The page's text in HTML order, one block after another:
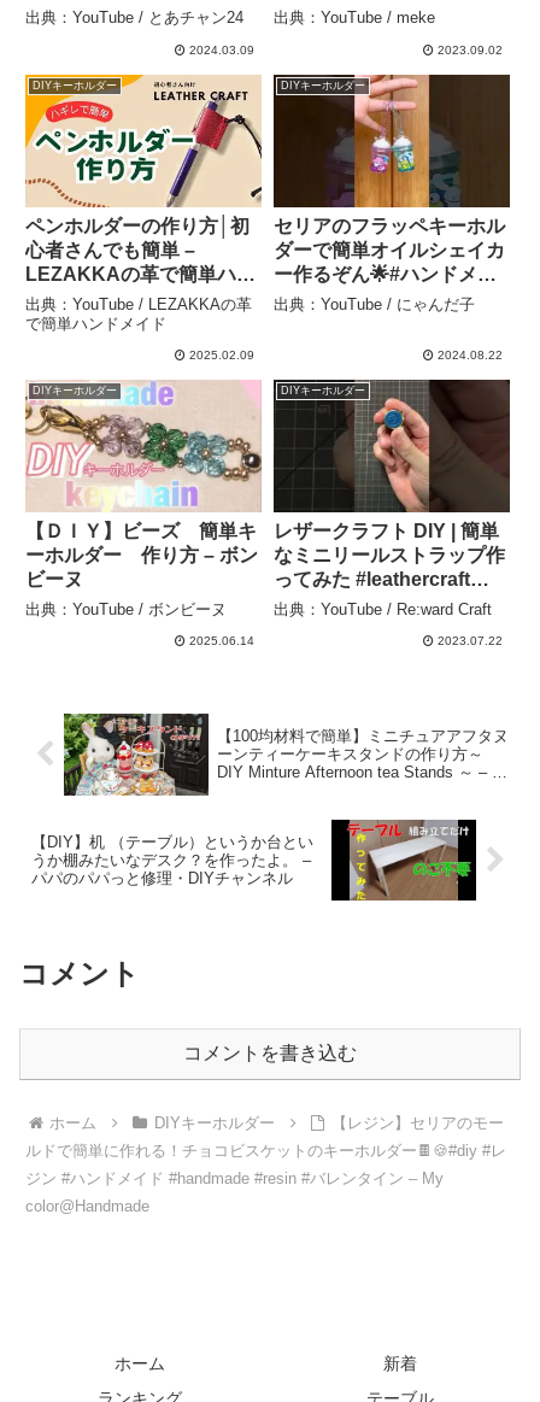
工作100均素材で簡単ハン
工作 おうち時間 – とあチ
ャン24
出典：YouTube / とあチャン24
2024.03.09
ット #ストラップ #フェル
出典：YouTube / meke
2023.09.02
DIYキーホルダー
ペンホルダーの作り方│初
心者さんでも簡単 –
LEZAKKAの革で簡単ハン
ドメイド
出典：YouTube / LEZAKKAの革
で簡単ハンドメイド
2025.02.09
DIYキーホルダー
セリアのフラッペキーホル
ダーで簡単オイルシェイカ
ー作るぞん🌟#ハンドメイ
ド #レジン #セリア #サン
出典：YouTube / にゃんだ子
2024.08.22
DIYキーホルダー
【ＤＩＹ】ビーズ 簡単キ
ーホルダー 作り方 – ボン
ビーヌ
出典：YouTube / ボンビーヌ
2025.06.14
DIYキーホルダー
レザークラフト DIY | 簡単
なミニリールストラップ作
ってみた #leathercraft
#DIY #レザークラフト –
出典：YouTube / Re:ward Craft
2023.07.22
【100均材料で簡単】ミニチュアアフタヌ
ーンティーケーキスタンドの作り方～
DIY Minture Afternoon tea Stands ～ – こ
【DIY】机 （テーブル）というか台とい
うか棚みたいなデスク？を作ったよ。 –
パパのパパっと修理・DIYチャンネル
コメント
コメントを書き込む
ホーム DIYキーホルダー
【レジン】セリアのモー
ルドで簡単に作れる！チョコビスケットのキーホルダー🍫🍪#diy #レ
ジン #ハンドメイド #handmade #resin #バレンタイン – My
color@Handmade
ホーム
新着